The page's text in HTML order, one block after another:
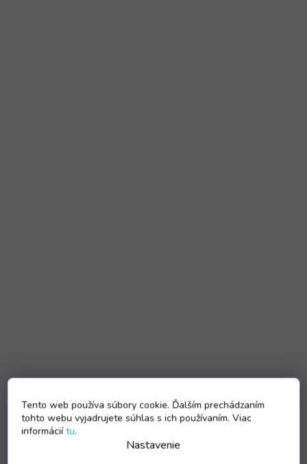
Tento web používa súbory cookie. Ďalším prechádzaním
tohto webu vyjadrujete súhlas s ich používaním. Viac
informáciítu.
Nastavenie